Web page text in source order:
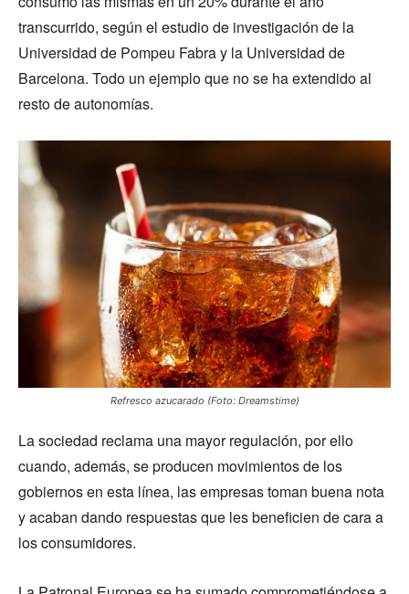
transcurrido, según el estudio de investigación de la
Universidad de Pompeu Fabra y la Universidad de
Barcelona. Todo un ejemplo que no se ha extendido al
resto de autonomías.
Refresco azucarado (Foto: Dreamstime)
La sociedad reclama una mayor regulación, por ello
cuando, además, se producen movimientos de los
gobiernos en esta línea, las empresas toman buena nota
y acaban dando respuestas que les beneficien de cara a
los consumidores.